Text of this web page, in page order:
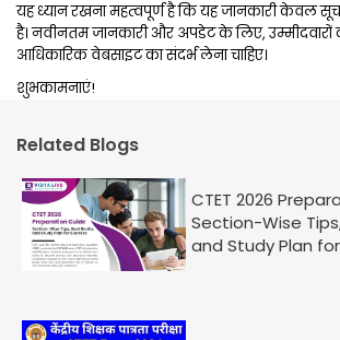
यह ध्यान रखना महत्वपूर्ण है कि यह जानकारी केवल
है। नवीनतम जानकारी और अपडेट के लिए, उम्मीदवारों
आधिकारिक वेबसाइट का संदर्भ लेना चाहिए।
शुभकामनाएं!
Related Blogs
CTET 2026
Section-Wise
and Study Plan for